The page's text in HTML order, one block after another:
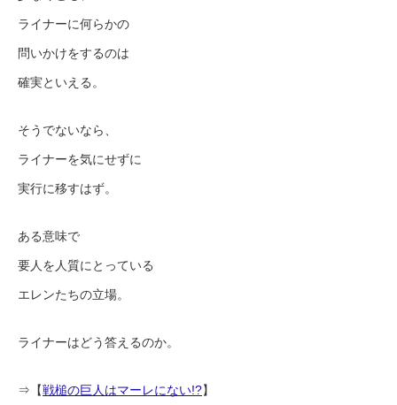
ライナーに何らかの
問いかけをするのは
確実といえる。
そうでないなら、
ライナーを気にせずに
実行に移すはず。
ある意味で
要人を人質にとっている
エレンたちの立場。
ライナーはどう答えるのか。
⇒【戦槌の巨人はマーレにない!?】